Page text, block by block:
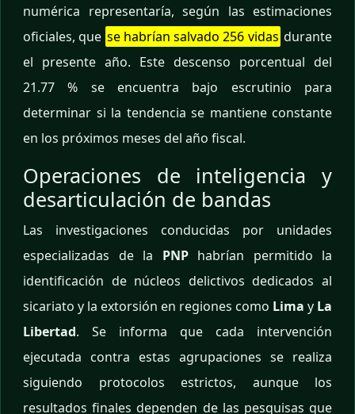
numérica representaría, según las estimaciones
oficiales, que se habrían salvado 256 vidas durante
el presente año. Este descenso porcentual del
21.77 % se encuentra bajo escrutinio para
determinar si la tendencia se mantiene constante
en los próximos meses del año fiscal.
Operaciones de inteligencia y
desarticulación de bandas
Las investigaciones conducidas por unidades
especializadas de la PNPhabrían permitido la
identificación de núcleos delictivos dedicados al
sicariato y la extorsión en regiones como Lima y La
Libertad. Se informa que cada intervención
ejecutada contra estas agrupaciones se realiza
siguiendo protocolos estrictos, aunque los
resultados finales dependen de las pesquisas que